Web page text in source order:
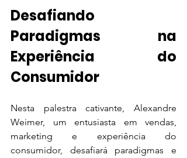
Desafiando
Paradigmas na
Experiência do
Consumidor
Nesta palestra cativante, Alexandre
Weimer, um entusiasta em vendas,
marketing e experiência do
consumidor, desafiará paradigmas e